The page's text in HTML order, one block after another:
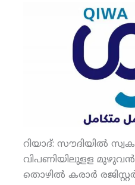
റിയാദ്: സൗദിയില്‍
വിപണിയിലുളള
തൊഴില്‍ കരാര്‍